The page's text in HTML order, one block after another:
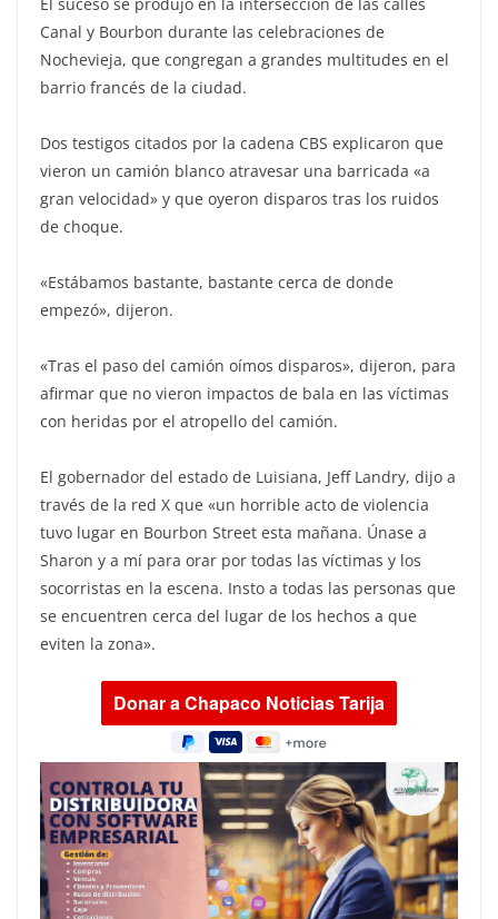
Canal y Bourbon durante las celebraciones de
Nochevieja, que congregan a grandes multitudes en el
barrio francés de la ciudad.
Dos testigos citados por la cadena CBS explicaron que
vieron un camión blanco atravesar una barricada «a
gran velocidad» y que oyeron disparos tras los ruidos
de choque.
«Estábamos bastante, bastante cerca de donde
empezó», dijeron.
«Tras el paso del camión oímos disparos», dijeron, para
afirmar que no vieron impactos de bala en las víctimas
con heridas por el atropello del camión.
El gobernador del estado de Luisiana, Jeff Landry, dijo a
través de la red X que «un horrible acto de violencia
tuvo lugar en Bourbon Street esta mañana. Únase a
Sharon y a mí para orar por todas las víctimas y los
socorristas en la escena. Insto a todas las personas que
se encuentren cerca del lugar de los hechos a que
eviten la zona».